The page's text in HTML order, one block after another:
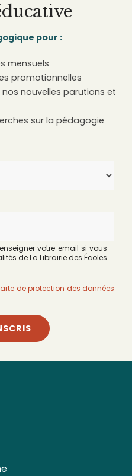
pour :
mensuels
promotionnelles
nouvelles parutions et
sur la pédagogie
votre email si vous
de La Librairie des Écoles
de protection des données